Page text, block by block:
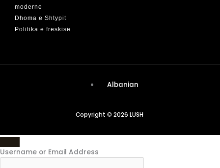
moderne
Dhoma e Shtypit
Politika e freskisë
Albanian
Copyright © 2026 LUSH
Username or Email Address